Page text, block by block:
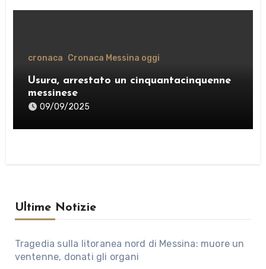
cronaca Cronaca Messina oggi
Usura, arrestato un cinquantacinquenne
messinese
09/09/2025
Ultime Notizie
Tragedia sulla litoranea nord di Messina: muore un
ventenne, donati gli organi